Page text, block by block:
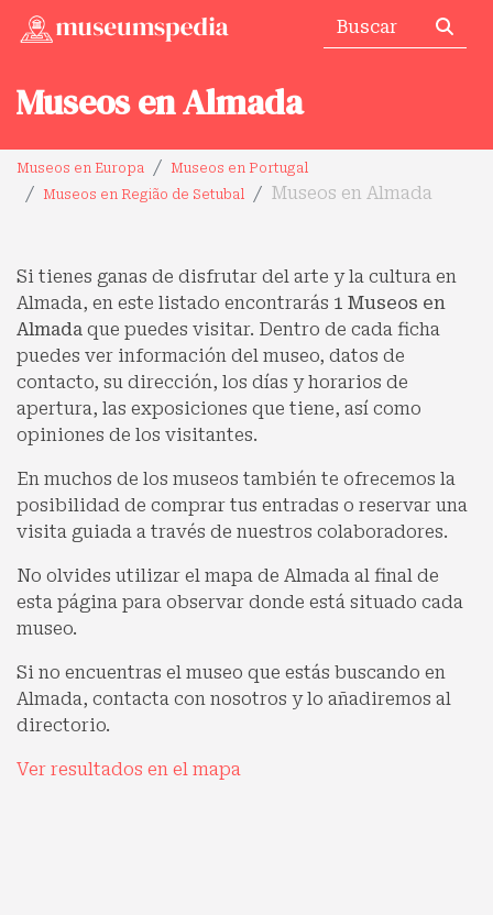
Museos en Almada
Museos en Europa
Museos en Portugal
Museos en Região de Setubal
Museos en Almada
Si tienes ganas de disfrutar del arte y la cultura en
Almada, en este listado encontrarás 1 Museos en
Almada que puedes visitar. Dentro de cada ficha
puedes ver información del museo, datos de
contacto, su dirección, los días y horarios de
apertura, las exposiciones que tiene, así como
opiniones de los visitantes.
En muchos de los museos también te ofrecemos la
posibilidad de comprar tus entradas o reservar una
visita guiada a través de nuestros colaboradores.
No olvides utilizar el mapa de Almada al final de
esta página para observar donde está situado cada
museo.
Si no encuentras el museo que estás buscando en
Almada, contacta con nosotros y lo añadiremos al
directorio.
Ver resultados en el mapa